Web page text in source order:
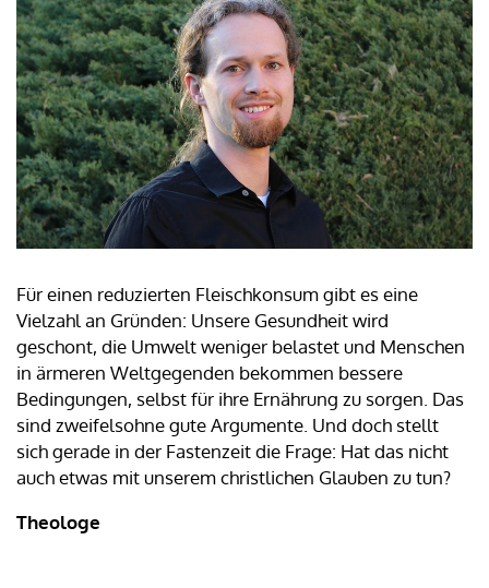
Für einen reduzierten Fleischkonsum gibt es eine
Vielzahl an Gründen: Unsere Gesundheit wird
geschont, die Umwelt weniger belastet und Menschen
in ärmeren Weltgegenden bekommen bessere
Bedingungen, selbst für ihre Ernährung zu sorgen. Das
sind zweifelsohne gute Argumente. Und doch stellt
sich gerade in der Fastenzeit die Frage: Hat das nicht
auch etwas mit unserem christlichen Glauben zu tun?
Theologe